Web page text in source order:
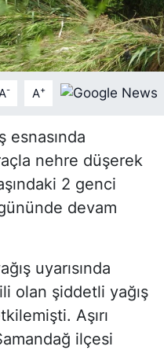
A- A+
esnasında
nehre düşerek
2 genci
devam
uyarısında
olan şiddetli yağış
Aşırı
ilçesi